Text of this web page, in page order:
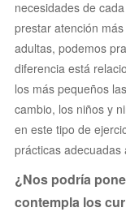
necesidades de
prestar atención
adultas, podemos
diferencia está
los más pequeños
cambio, los niños y
en este tipo de
prácticas adecuadas
¿Nos podría
contempla los